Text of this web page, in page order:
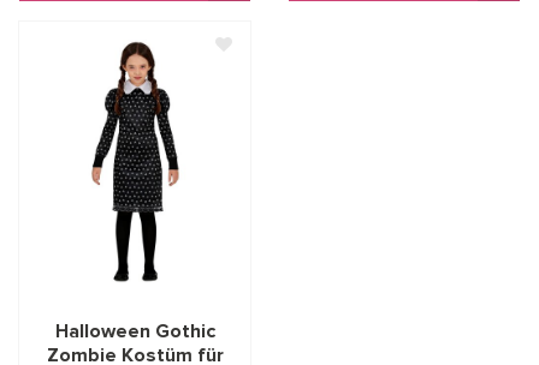
Halloween Gothic
Zombie Kostüm für